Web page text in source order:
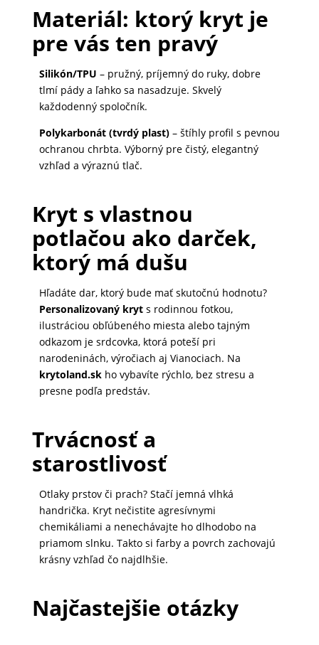
Materiál: ktorý kryt je
pre vás ten pravý
Silikón/TPU – pružný, príjemný do ruky, dobre
tlmí pády a ľahko sa nasadzuje. Skvelý
každodenný spoločník.
Polykarbonát (tvrdý plast)– štíhly profil s pevnou
ochranou chrbta. Výborný pre čistý, elegantný
vzhľad a výraznú tlač.
Kryt s vlastnou
potlačou ako darček,
ktorý má dušu
Hľadáte dar, ktorý bude mať skutočnú hodnotu?
Personalizovaný kryts rodinnou fotkou,
ilustráciou obľúbeného miesta alebo tajným
odkazom je srdcovka, ktorá poteší pri
narodeninách, výročiach aj Vianociach. Na
krytoland.skho vybavíte rýchlo, bez stresu a
presne podľa predstáv.
Trvácnosť a
starostlivosť
Otlaky prstov či prach? Stačí jemná vlhká
handrička. Kryt nečistite agresívnymi
chemikáliami a nenechávajte ho dlhodobo na
priamom slnku. Takto si farby a povrch zachovajú
krásny vzhľad čo najdlhšie.
Najčastejšie otázky